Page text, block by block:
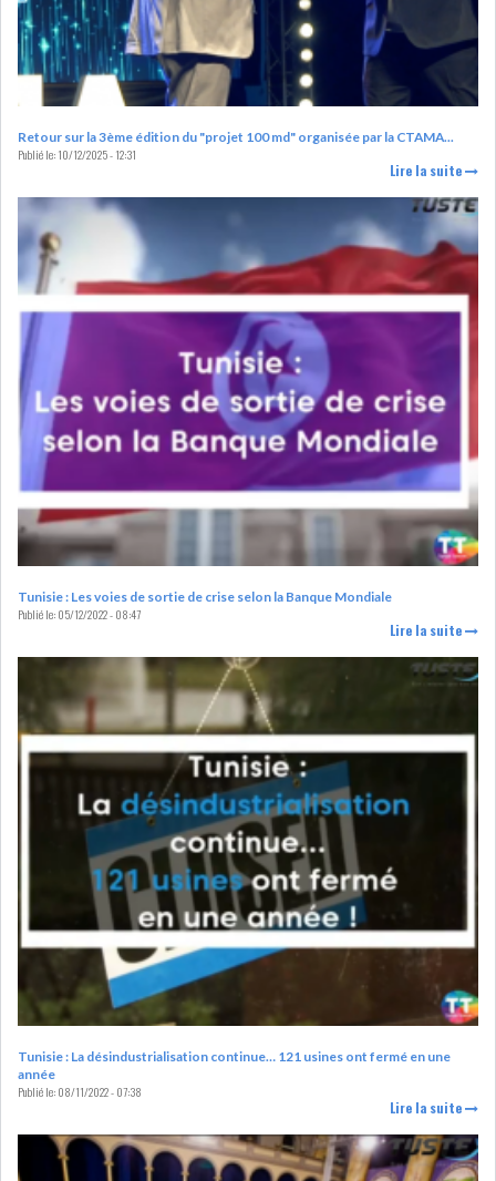
LE DÉFICIT COURANT SE
CREUSE À NOUVEAU,...
INS : L'INFLATION RECULE À
FONDATION POUR L...
RSS
POLITIQUE
ELECTIONS
ACTUALITÉS
GOUVERNEMENT
DIVERS
SAIED LIMOGE LA MINISTRE DE
L'INDUS...
SLAH ZOUARI NOMMÉ
MINISTRE DE L'ÉQU...
SARRA ZAAFRANI ZENZRI
NOUVELLE CHEFFE DU...
MICHKET SLAMA KHALDI
RSS
MAGHREB
Retour sur la 3ème édition du "projet 100 md" organisée par la CTAMA...
Publié le:10/12/2025 - 12:31
Lire la suite
Tunisie : Les voies de sortie de crise selon la Banque Mondiale
Publié le:05/12/2022 - 08:47
Lire la suite
Tunisie : La désindustrialisation continue… 121 usines ont fermé en une
année
Publié le:08/11/2022 - 07:38
Lire la suite